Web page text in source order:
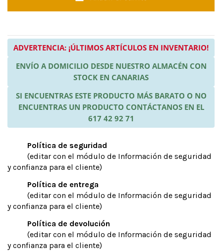
ADVERTENCIA: ¡ÚLTIMOS ARTÍCULOS EN INVENTARIO!
ENVÍO A DOMICILIO DESDE NUESTRO ALMACÉN CON
STOCK EN CANARIAS
SI ENCUENTRAS ESTE PRODUCTO MÁS BARATO O NO
ENCUENTRAS UN PRODUCTO CONTÁCTANOS EN EL
617 42 92 71
Política de seguridad
(editar con el módulo de Información de seguridad
y confianza para el cliente)
Política de entrega
(editar con el módulo de Información de seguridad
y confianza para el cliente)
Política de devolución
(editar con el módulo de Información de seguridad
y confianza para el cliente)